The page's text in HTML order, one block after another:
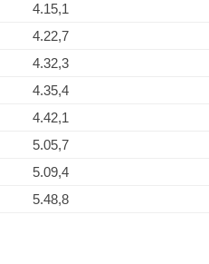
4.15,1
4.22,7
4.32,3
4.35,4
4.42,1
5.05,7
5.09,4
5.48,8